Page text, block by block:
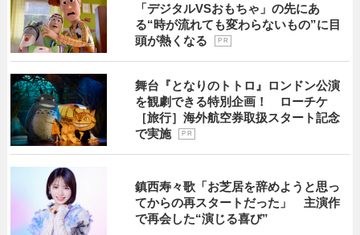
「デジタルVSおもちゃ」の先にあ
る“時が流れても変わらないもの”に目
頭が熱くなる
P R
舞台『となりのトトロ』ロンドン公演
を観劇できる特別企画！ ローチケ
［旅行］海外航空券取扱スタート記念
で実施
P R
鎮西寿々歌「お芝居を辞めようと思っ
てからの再スタートだった」 主演作
で再会した“演じる喜び”